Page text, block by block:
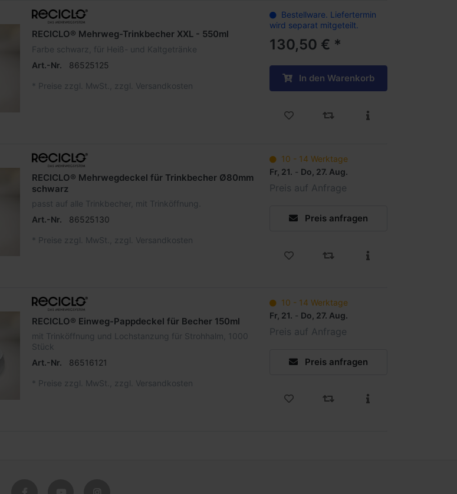
RECICLO® Mehrweg-Trinkbecher XXL - 550ml
Farbe schwarz, für Heiß- und Kaltgetränke
Art.-Nr.
86525125
* Preise zzgl. MwSt., zzgl. Versandkosten
Bestellware. Liefertermin
wird separat mitgeteilt.
130,50 € *
In den Warenkorb
RECICLO® Mehrwegdeckel für Trinkbecher Ø80mm
schwarz
passt auf alle Trinkbecher, mit Trinköffnung.
Art.-Nr.
86525130
* Preise zzgl. MwSt., zzgl. Versandkosten
10 - 14 Werktage
Fr, 21. - Do, 27. Aug.
Preis auf Anfrage
Preis anfragen
RECICLO® Einweg-Pappdeckel für Becher 150ml
mit Trinköffnung und Lochstanzung für Strohhalm, 1000
Stück
Art.-Nr.
86516121
* Preise zzgl. MwSt., zzgl. Versandkosten
10 - 14 Werktage
Fr, 21. - Do, 27. Aug.
Preis auf Anfrage
Preis anfragen